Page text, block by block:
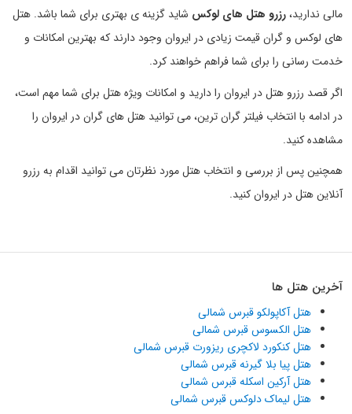
مالی ندارید،رزرو هتل های لوکس شاید گزینه ی بهتری برای شما باشد. هتل
های لوکس و گران قیمت زیادی در ایروان وجود دارند که بهترین امکانات و
خدمت رسانی را برای شما فراهم خواهند کرد.
اگر قصد رزرو هتل در ایروان را دارید و امکانات ویژه هتل برای شما مهم است،
در ادامه با انتخاب فیلتر گران ترین، می توانید هتل های گران در ایروان را
مشاهده کنید.
همچنین پس از بررسی و انتخاب هتل مورد نظرتان می توانید اقدام به رزرو
آنلاین هتل در ایروان کنید.
آخرین هتل ها
هتل آکاپولکو قبرس شمالی
هتل الکسوس قبرس شمالی
هتل کنکورد لاکچری ریزورت قبرس شمالی
هتل پیا بلا گیرنه قبرس شمالی
هتل آرکین اسکله قبرس شمالی
هتل لیماک دلوکس قبرس شمالی